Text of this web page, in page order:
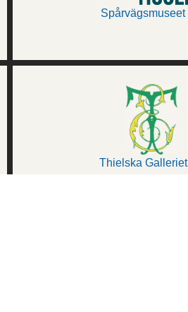
Spårvägsmuseet
Thielska Galleriet